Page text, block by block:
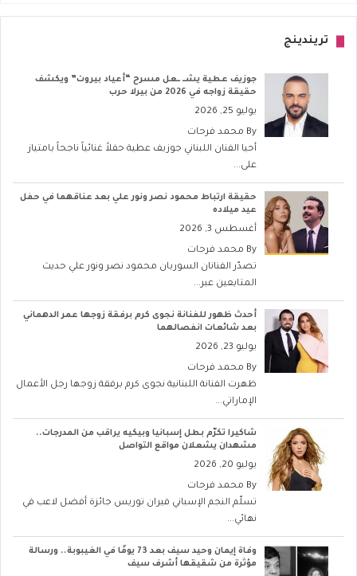
تريندينج
جوزيف عطية يشــ ــعل مسرح “أعياد بيروت” ويكشف
حقيقة زواجه في 2026 من بيرلا حرب
يوليو 25, 2026
By محمد فرحات
أحيا الفنان اللبناني جوزيف عطية حفلاً غنائياً ناجحاً بامتياز
على...
حقيقة ارتباط محمود نصر ونور علي بعد عناقهما في حفل
عيد ميلاده
أغسطس 3, 2026
By محمد فرحات
تصدّر الفنانان السوريان محمود نصر ونور علي حديث
المتابعين عبر...
أحدث ظهور للفنانة نجوى كرم برفقة زوجها عمر الدهماني
بعد شائعات انفصالهما
يوليو 23, 2026
By محمد فرحات
ظهرت الفنانة اللبنانية نجوى كرم برفقة زوجها رجل الأعمال
الإماراتي...
شاكيرا تكرّم بطل إسبانيا وبيكيه يراقب من المدرجات..
مشهدان يشعلان مواقع التواصل
يوليو 20, 2026
By محمد فرحات
تسلّم النجم الإسباني فيران توريس جائزة أفضل لاعب في
نهائي...
وفاة إيمان وحيد سيف بعد 73 يومًا في الغيبوبة.. ورسالة
مؤثرة من شقيقها أشرف سيف